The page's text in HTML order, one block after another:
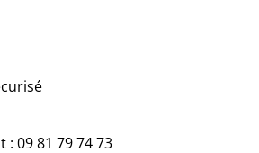
: 09 81 79 74 73